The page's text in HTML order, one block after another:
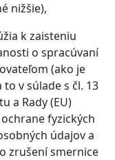
nižšie),
k zaisteniu
o spracúvaní
(ako je
v súlade s čl. 13
a Rady (EU)
fyzických
údajov a
zrušení smernice